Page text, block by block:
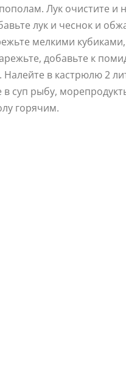
Лук очистите
лук и чеснок и
мелкими
добавьте к
Налейте в кастрюлю 2
в суп рыбу,
горячим.